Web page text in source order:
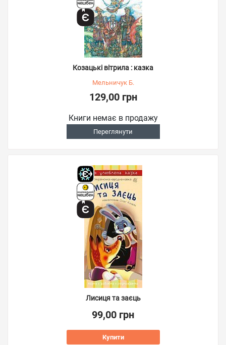
Козацькі вітрила : казка
Мельничук Б.
129,00 грн
Книги немає в продажу
Переглянути
Лисиця та заєць
99,00 грн
Купити